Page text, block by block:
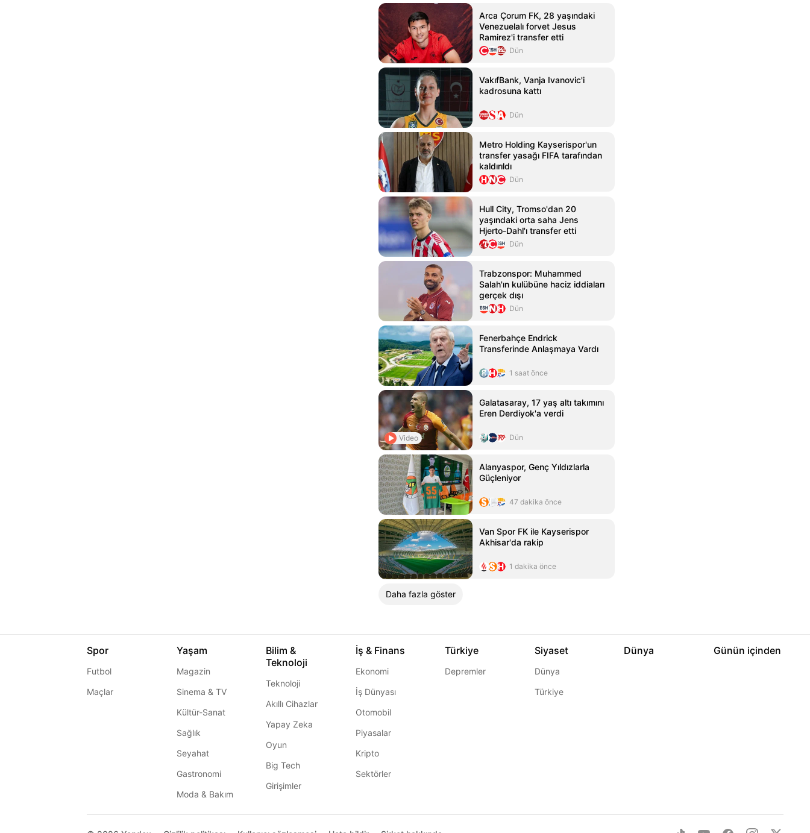
Arca Çorum FK, 28 yaşındaki
Venezuelalı forvet Jesus
Ramirez'i transfer etti
Dün
VakıfBank, Vanja Ivanovic'i
kadrosuna kattı
Dün
Metro Holding Kayserispor'un
transfer yasağı FIFA tarafından
kaldırıldı
Dün
Hull City, Tromso'dan 20
yaşındaki orta saha Jens
Hjerto-Dahl'ı transfer etti
Dün
Trabzonspor: Muhammed
Salah'ın kulübüne haciz iddiaları
gerçek dışı
Dün
Fenerbahçe Endrick
Transferinde Anlaşmaya Vardı
1 saat önce
Video
Galatasaray, 17 yaş altı takımını
Eren Derdiyok'a verdi
Dün
Alanyaspor, Genç Yıldızlarla
Güçleniyor
47 dakika önce
Van Spor FK ile Kayserispor
Akhisar'da rakip
1 dakika önce
Daha fazla göster
Spor
Futbol
Maçlar
Yaşam
Magazin
Sinema & TV
Kültür-Sanat
Sağlık
Seyahat
Gastronomi
Moda & Bakım
Bilim &
Teknoloji
Teknoloji
Akıllı Cihazlar
Yapay Zeka
Oyun
Big Tech
Girişimler
İş & Finans
Ekonomi
İş Dünyası
Otomobil
Piyasalar
Kripto
Sektörler
Türkiye
Depremler
Siyaset
Dünya
Türkiye
Dünya Günün içinden